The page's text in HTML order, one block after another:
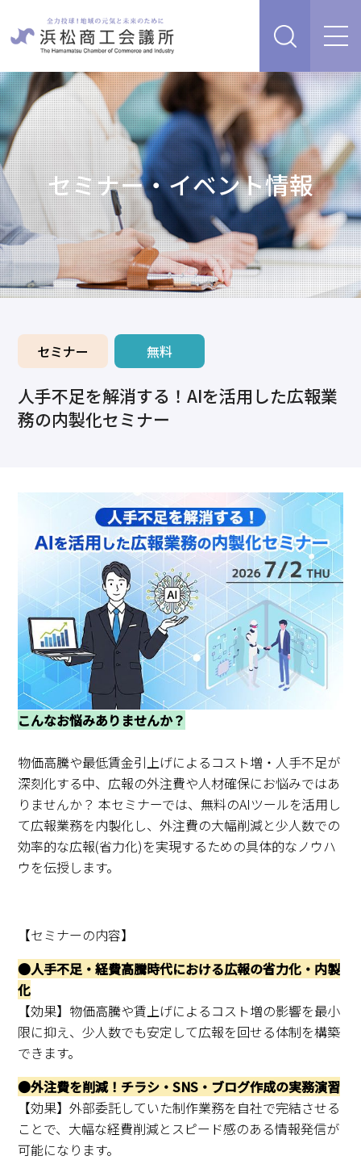
販路を開拓したい、新商品・サービス・技術を開発し
たい
人脈・ネットワークを広げたい
経営について相談したい（経営安定、専門家相談な
ど）
創業、事業承継について相談したい
資金を調達したい
補助金を活用したい
情報収集したい、自社PRをしたい
求職・採用・人材育成をしたい、セミナーで学びたい
原産地証明など証明を取得したい
その他経営相談
経営支援・サービス
検定試験
セミナー・イベント情報
浜松商工会議所について
入会案内
採用情報 相談予約 お問合せ
セミナー・イベント情報
セミナー 無料
人手不足を解消する！AIを活用した広報業
務の内製化セミナー
こんなお悩みありませんか？
物価高騰や最低賃金引上げによるコスト増・人手不足が
深刻化する中、広報の外注費や人材確保にお悩みではあ
りませんか？ 本セミナーでは、無料のAIツールを活用し
て広報業務を内製化し、外注費の大幅削減と少人数での
効率的な広報(省力化)を実現するための具体的なノウハ
ウを伝授します。
【セミナーの内容】
●人手不足・経費高騰時代における広報の省力化・内製
化
【効果】物価高騰や賃上げによるコスト増の影響を最小
限に抑え、少人数でも安定して広報を回せる体制を構築
できます。
●外注費を削減！チラシ・SNS・ブログ作成の実務演習
【効果】外部委託していた制作業務を自社で完結させる
ことで、大幅な経費削減とスピード感のある情報発信が
可能になります。